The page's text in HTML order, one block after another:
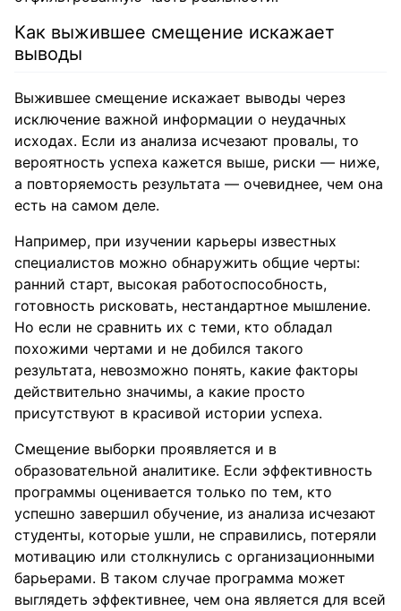
Как выжившее смещение искажает
выводы
Выжившее смещение искажает выводы через
исключение важной информации о неудачных
исходах. Если из анализа исчезают провалы, то
вероятность успеха кажется выше, риски — ниже,
а повторяемость результата — очевиднее, чем она
есть на самом деле.
Например, при изучении карьеры известных
специалистов можно обнаружить общие черты:
ранний старт, высокая работоспособность,
готовность рисковать, нестандартное мышление.
Но если не сравнить их с теми, кто обладал
похожими чертами и не добился такого
результата, невозможно понять, какие факторы
действительно значимы, а какие просто
присутствуют в красивой истории успеха.
Смещение выборки проявляется и в
образовательной аналитике. Если эффективность
программы оценивается только по тем, кто
успешно завершил обучение, из анализа исчезают
студенты, которые ушли, не справились, потеряли
мотивацию или столкнулись с организационными
барьерами. В таком случае программа может
выглядеть эффективнее, чем она является для всей